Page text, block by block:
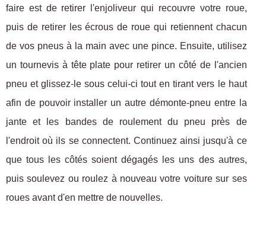
faire est de retirer l'enjoliveur qui recouvre votre roue,
puis de retirer les écrous de roue qui retiennent chacun
de vos pneus à la main avec une pince. Ensuite, utilisez
un tournevis à tête plate pour retirer un côté de l'ancien
pneu et glissez-le sous celui-ci tout en tirant vers le haut
afin de pouvoir installer un autre démonte-pneu entre la
jante et les bandes de roulement du pneu près de
l'endroit où ils se connectent. Continuez ainsi jusqu'à ce
que tous les côtés soient dégagés les uns des autres,
puis soulevez ou roulez à nouveau votre voiture sur ses
roues avant d'en mettre de nouvelles.